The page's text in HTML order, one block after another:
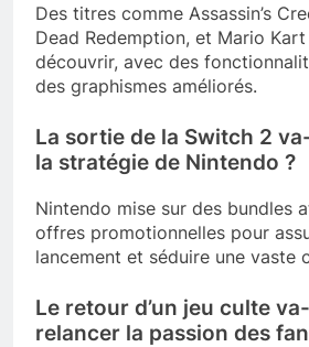
Des titres comme Assassin’s
Dead Redemption, et Mario
découvrir, avec des
des graphismes améliorés.
La sortie de la Switch 2
la stratégie de Nintendo ?
Nintendo mise sur des bundles
offres promotionnelles pour
lancement et séduire une vaste
Le retour d’un jeu culte
relancer la passion des